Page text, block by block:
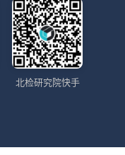
北检研究院快手